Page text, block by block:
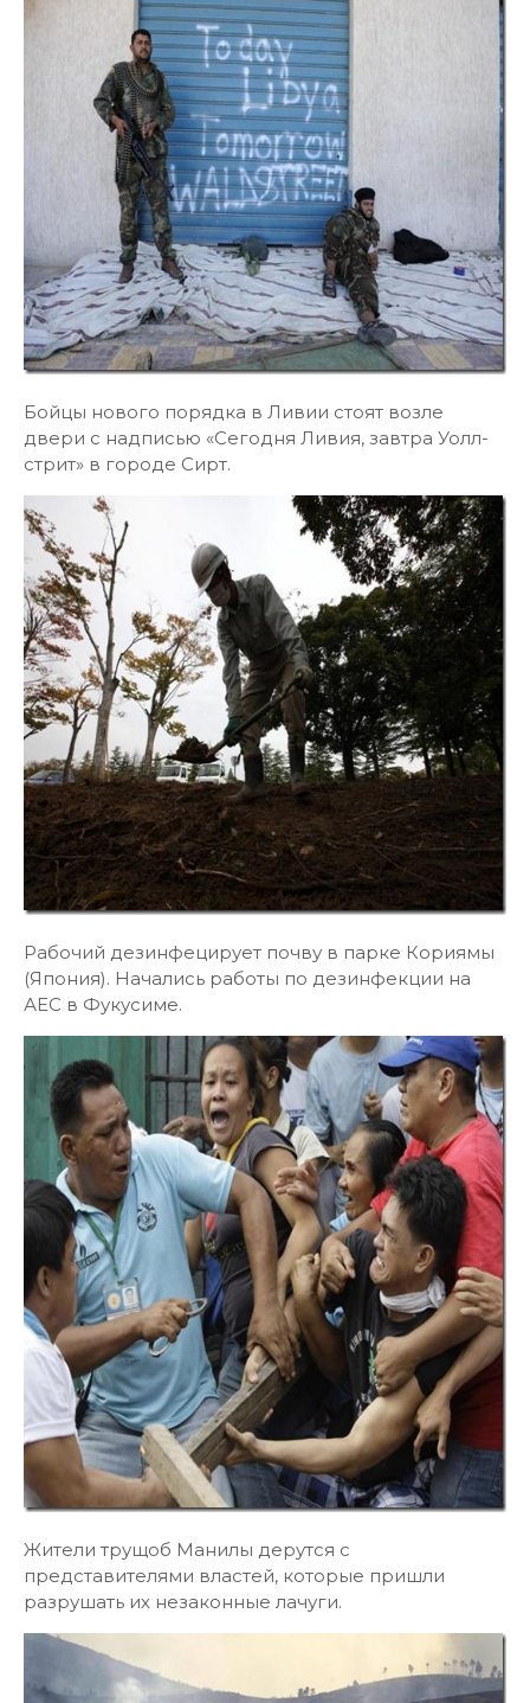
Бойцы нового порядка в Ливии стоят возле
двери с надписью «Сегодня Ливия, завтра Уолл-
стрит» в городе Сирт.
Рабочий дезинфецирует почву в парке Кориямы
(Япония). Начались работы по дезинфекции на
АЕС в Фукусиме.
Жители трущоб Манилы дерутся с
представителями властей, которые пришли
разрушать их незаконные лачуги.